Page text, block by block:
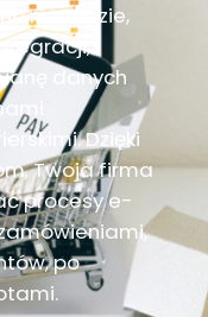
narzędzie,
danych
Dzięki
Twoja firma
procesy e-
po